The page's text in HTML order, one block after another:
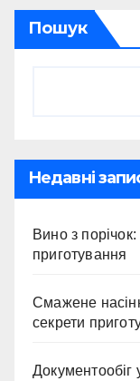
Пошук
Недавні
Вино з
приготування
Смажене
секрети
Документообіг